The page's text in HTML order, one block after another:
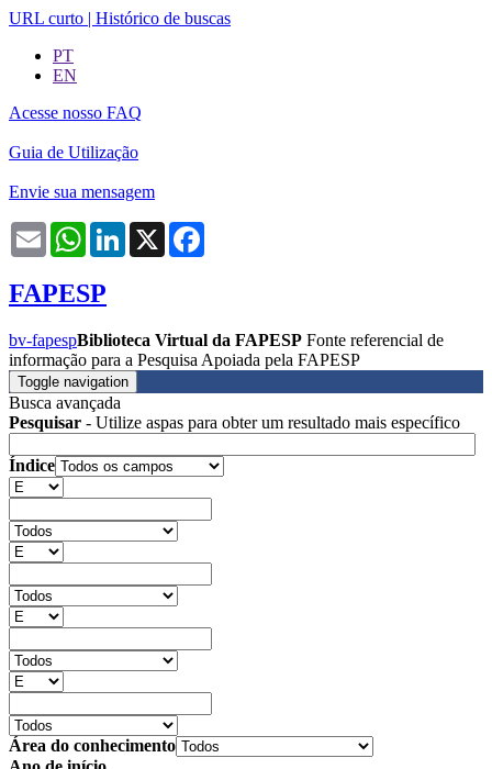
URL curto | Histórico de buscas
PT
EN
Acesse nosso FAQ
Guia de Utilização
Envie sua mensagem
Email WhatsAppLinkedIn
X
FAPESP
bv-fapespBiblioteca Virtual da FAPESP Fonte referencial de
informação para a Pesquisa Apoiada pela FAPESP
Toggle navigation
Busca avançada
Pesquisar - Utilize aspas para obter um resultado mais específico
Índice
Área do conhecimento